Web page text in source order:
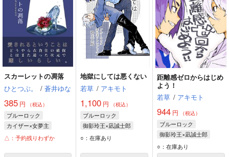
スカーレットの凋落
ひとつぶ。
/ 蒼井ゆな
385 円 （税込）
ブルーロック
カイザー×女夢主
ミヒャエル・カイザー
△：予約残りわずか
地獄にしては悪くない
若草 / アキモト
1,100 円 （税込）
ブルーロック
御影玲王×凪誠士郎
御影玲王
○：在庫あり
距離感ゼロからはじめ
よう！
若草 / アキモト
944円 （税込）
ブルーロック
御影玲王×凪誠士郎
御影玲王
○：在庫あり